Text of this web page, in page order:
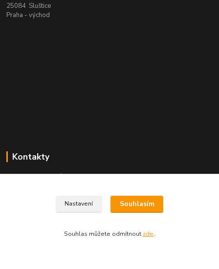
25084 Sluštice
Praha - východ
Kontakty
Tomáš Pejcha
info@azmobil.cz
Nastavení Souhlasím
Souhlas můžete odmítnout zde.